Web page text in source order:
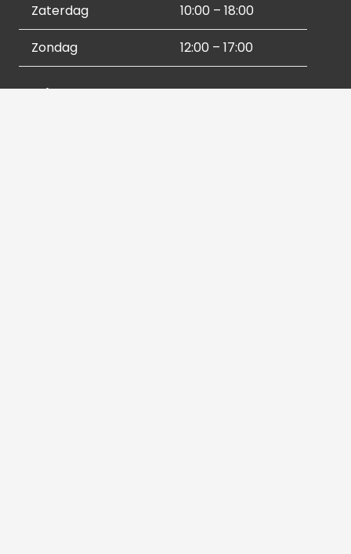
Zaterdag 10:00 – 18:00
Zondag 12:00 – 17:00
Socials